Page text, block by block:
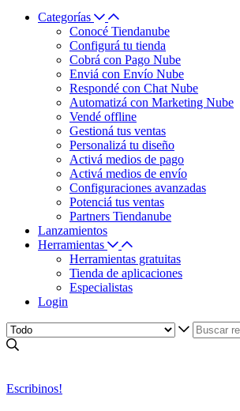
Categorías
Conocé Tiendanube
Configurá tu tienda
Cobrá con Pago Nube
Enviá con Envío Nube
Respondé con Chat Nube
Automatizá con Marketing Nube
Vendé offline
Gestioná tus ventas
Personalizá tu diseño
Activá medios de pago
Activá medios de envío
Configuraciones avanzadas
Potenciá tus ventas
Partners Tiendanube
Lanzamientos
Herramientas
Herramientas gratuitas
Tienda de aplicaciones
Especialistas
Login
Escribinos!